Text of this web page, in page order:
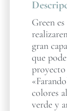
Green
gran
que
proyecto
colores
verde y